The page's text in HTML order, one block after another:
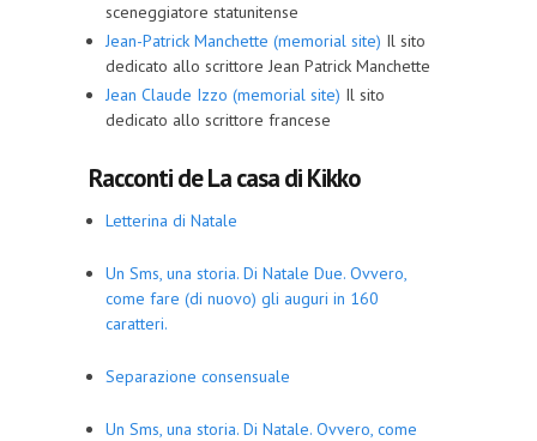
sceneggiatore statunitense
Jean-Patrick Manchette (memorial site) Il sito
dedicato allo scrittore Jean Patrick Manchette
Jean Claude Izzo (memorial site) Il sito
dedicato allo scrittore francese
Racconti de La casa di Kikko
Letterina di Natale
Un Sms, una storia. Di Natale Due. Ovvero,
come fare (di nuovo) gli auguri in 160
caratteri.
Separazione consensuale
Un Sms, una storia. Di Natale. Ovvero, come